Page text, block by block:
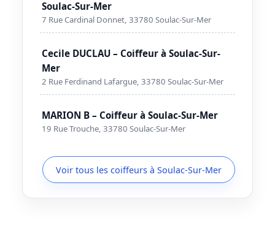
Soulac-Sur-Mer
7 Rue Cardinal Donnet, 33780 Soulac-Sur-Mer
Cecile DUCLAU – Coiffeur à Soulac-Sur-
Mer
2 Rue Ferdinand Lafargue, 33780 Soulac-Sur-Mer
MARION B – Coiffeur à Soulac-Sur-Mer
19 Rue Trouche, 33780 Soulac-Sur-Mer
Voir tous les coiffeurs à Soulac-Sur-Mer